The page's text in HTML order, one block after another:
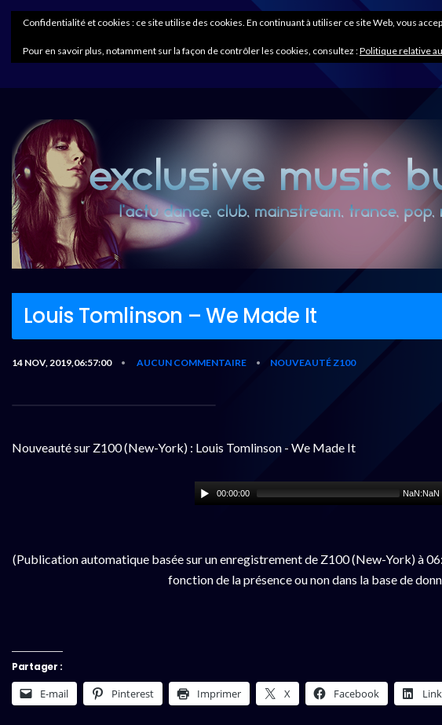
Louis Tomlinson – We Made It
14 NOV, 2019,06:57:00 • AUCUN COMMENTAIRE • NOUVEAUTÉ Z100
Nouveauté sur Z100 (New-York) : Louis Tomlinson - We Made It
00:00:00 NaN:NaN
(Publication automatique basée sur un enregistrement de Z100 (New-York) à
fonction de la présence ou non dans la base de
Partager :
E-mail Pinterest Imprimer X Facebook
Confidentialité et cookies : ce site utilise des cookies. En continuant à utiliser ce site Web, vous
Pour en savoir plus, notamment sur la façon de contrôler les cookies, consultez :Politique relative